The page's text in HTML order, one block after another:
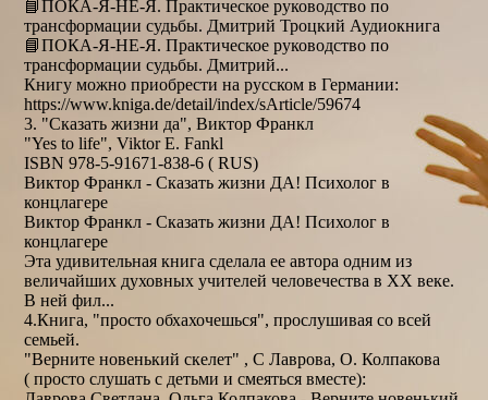
📘ПОКА-Я-НЕ-Я. Практическое руководство по
трансформации судьбы. Дмитрий Троцкий Аудиокнига
📘ПОКА-Я-НЕ-Я. Практическое руководство по
трансформации судьбы. Дмитрий...
Книгу можно приобрести на русском в Германии:
https://www.kniga.de/detail/index/sArticle/59674
3. "Сказать жизни да", Виктор Франкл
"Yes to life", Viktor E. Fankl
ISBN 978-5-91671-838-6 ( RUS)
Виктор Франкл - Сказать жизни ДА! Психолог в
концлагере
Виктор Франкл - Сказать жизни ДА! Психолог в
концлагере
Эта удивительная книга сделала ее автора одним из
величайших духовных учителей человечества в XX веке.
В ней фил...
4.Книга, "просто обхахочешься", прослушивая со всей
семьей.
"Верните новенький скелет" , С Лаврова, О. Колпакова
( просто слушать с детьми и смеяться вместе):